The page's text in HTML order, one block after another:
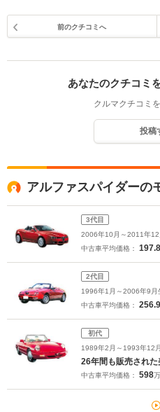
前のクチコミへ
あなたのクチコミ
クルマクチコミ
投稿
アルファスパイダーの
3代目
2006年10月～2011年12
中古車平均価格： 197.8
2代目
1996年1月～2006年9月
中古車平均価格： 256.9
初代
1989年2月～1993年12
26年間も販売され
中古車平均価格： 598